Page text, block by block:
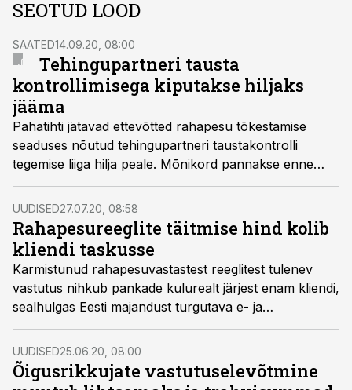
SEOTUD LOOD
SAATED14.09.20, 08:00
Tehingupartneri tausta
kontrollimisega kiputakse hiljaks
jääma
Pahatihti jätavad ettevõtted rahapesu tõkestamise
seaduses nõutud tehingupartneri taustakontrolli
tegemise liiga hilja peale. Mõnikord pannakse enne
kaupki teele.
UUDISED27.07.20, 08:58
Rahapesureeglite täitmise hind kolib
kliendi taskusse
Karmistunud rahapesuvastastest reeglitest tulenev
vastutus nihkub pankade kulurealt järjest enam kliendi,
sealhulgas Eesti majandust turgutava e- ja
mitteresidendi rahakotti, kirjutab Äripäev juhtkirjas.
UUDISED25.06.20, 08:00
Õigusrikkujate vastutuselevõtmine